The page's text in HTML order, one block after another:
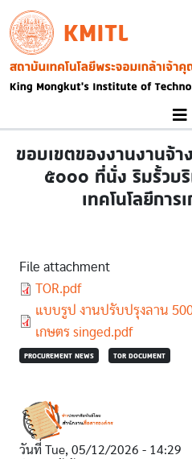
Skip to main content
KMITL
Image
ขอบเขตของงานงานจ้
๕๐๐๐ ที่นั่ง ริมรั้วบ
เทคโนโลยีการ
File attachment
Document
TOR.pdf
Document
แบบรูป งานปรับปรุงลาน
เกษตร singed.pdf
PROCUREMENT NEWS TOR DOCUMENT
วันที่ Tue, 05/12/2026 - 14:29